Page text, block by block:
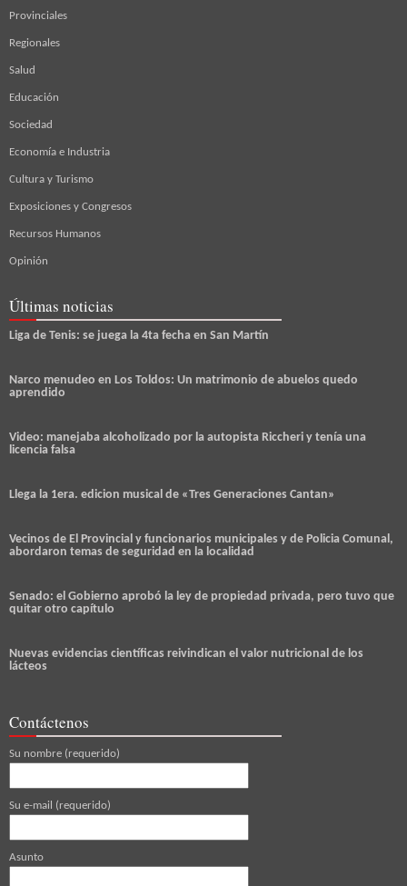
Provinciales
Regionales
Salud
Educación
Sociedad
Economía e Industria
Cultura y Turismo
Exposiciones y Congresos
Recursos Humanos
Opinión
Últimas noticias
Liga de Tenis: se juega la 4ta fecha en San Martín
Narco menudeo en Los Toldos: Un matrimonio de abuelos quedo
aprendido
Video: manejaba alcoholizado por la autopista Riccheri y tenía una
licencia falsa
Llega la 1era. edicion musical de «Tres Generaciones Cantan»
Vecinos de El Provincial y funcionarios municipales y de Policia Comunal,
abordaron temas de seguridad en la localidad
Senado: el Gobierno aprobó la ley de propiedad privada, pero tuvo que
quitar otro capítulo
Nuevas evidencias científicas reivindican el valor nutricional de los
lácteos
Contáctenos
Su nombre (requerido)
Su e-mail (requerido)
Asunto